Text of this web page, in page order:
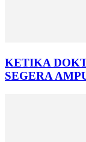
KETIKA
SEGERA